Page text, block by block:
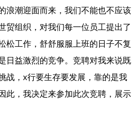
浪潮迎面而来，我们不能也不应该
贸组织，对我们每一位员工提出了
松工作，舒舒服服上班的日子不复
日益激烈的竞争。竞聘对我来说既
战，x行要生存要发展，靠的是我
此，我决定来参加此次竞聘，展示